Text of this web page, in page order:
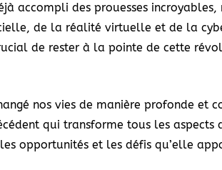
accompli des prouesses
de la réalité virtuelle et de la
de rester à la pointe de cette
nos vies de manière profonde et
qui transforme tous les
opportunités et les défis qu’elle